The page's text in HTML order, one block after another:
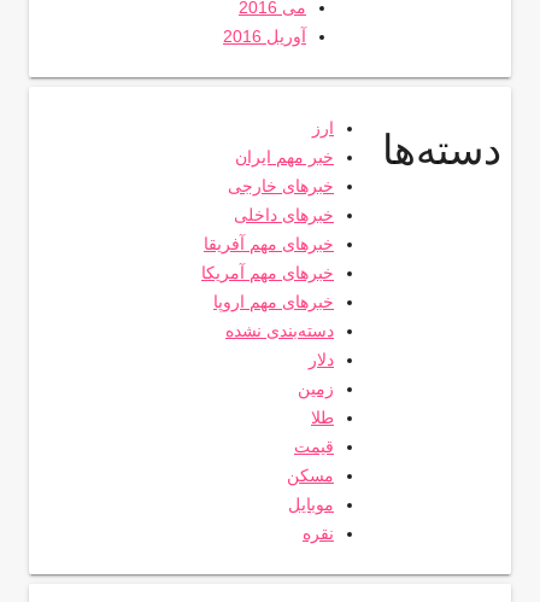
می 2016
آوریل 2016
دسته‌ها
ارز
خبر مهم ایران
خبرهای خارجی
خبرهای داخلی
خبرهای مهم آفریقا
خبرهای مهم آمریکا
خبرهای مهم اروپا
دسته‌بندی نشده
دلار
زمین
طلا
قیمت
مسکن
موبایل
نقره